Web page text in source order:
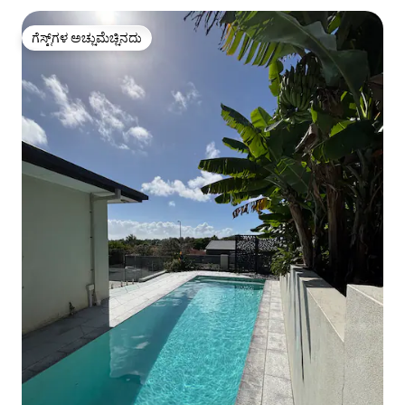
ಗೆಸ್ಟ್‌ಗಳ ಅಚ್ಚುಮೆಚ್ಚಿನದು
ಗೆಸ್ಟ್‌ಗಳ ಅಚ್ಚುಮೆಚ್ಚಿನದು